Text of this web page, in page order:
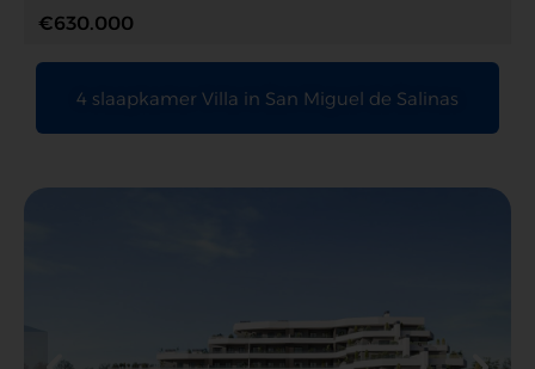
€630.000
4 slaapkamer Villa in San Miguel de Salinas